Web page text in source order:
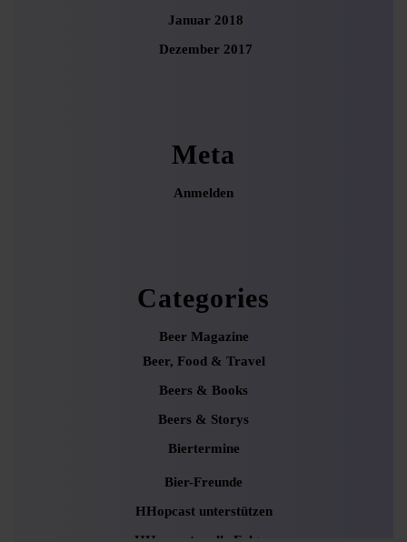
Januar 2018
Dezember 2017
Meta
Anmelden
Categories
Beer Magazine
Beer, Food & Travel
Beers & Books
Beers & Storys
Biertermine
Bier-Freunde
HHopcast unterstützen